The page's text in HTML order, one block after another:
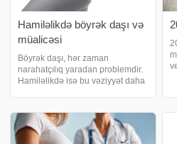
Hamiləlikdə böyrək daşı və
müalicəsi
Böyrək daşı, hər zaman
narahatçılıq yaradan problemdir.
Hamiləlikdə isə bu vəziyyət daha
əlamətləri nələrdir?. Tək tərəfli
böyrək ağrısı. Böyrəklərdə şişlik.
Bulantı-qusma